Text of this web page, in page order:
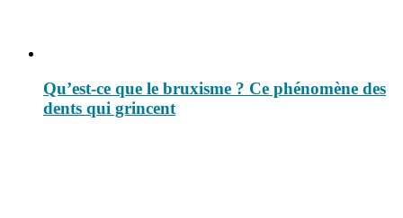
Qu’est-ce que le bruxisme ? Ce phénomène des
dents qui grincent